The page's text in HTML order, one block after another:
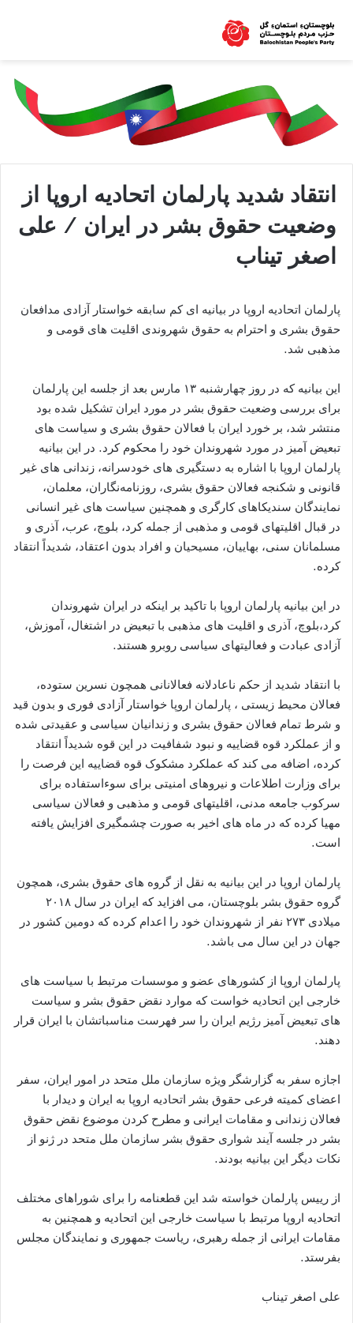
انتقاد شدید پارلمان اتحادیه اروپا از
وضعیت حقوق بشر در ایران / علی
اصغر تیناب
پارلمان اتحادیه اروپا در بیانیه ای کم سابقه خواستار آزادی مدافعان
حقوق بشری و احترام به حقوق شهروندی اقلیت های قومی و
مذهبی شد.
این بیانیه که در روز چهارشنبه ۱۳ مارس بعد از جلسه این پارلمان
برای بررسی وضعیت حقوق بشر در مورد ایران تشکیل شده بود
منتشر شد، بر خورد ایران با فعالان حقوق بشری و سیاست های
تبعیض آمیز در مورد شهروندان خود را محکوم کرد. در این بیانیه
پارلمان اروپا با اشاره به دستگیری های خودسرانه، زندانی های غیر
قانونی و شکنجه فعالان حقوق بشری، روزنامه‌نگاران، معلمان،
نمایندگان سندیکاهای کارگری و همچنین سیاست های غیر انسانی
در قبال اقلیتهای قومی و مذهبی از جمله کرد، بلوچ، عرب، آذری و
مسلمانان سنی، بهاییان، مسیحیان و افراد بدون اعتقاد، شدیداً انتقاد
کرده.
در این بیانیه پارلمان اروپا با تاکید بر اینکه در ایران شهروندان
کرد،بلوچ، آذری و اقلیت های مذهبی با تبعیض در اشتغال، آموزش،
آزادی عبادت و فعالیتهای سیاسی روبرو هستند.
با انتقاد شدید از حکم ناعادلانه فعالانانی همچون نسرین ستوده،
فعالان محیط زیستی ، پارلمان اروپا خواستار آزادی فوری و بدون قید
و شرط تمام فعالان حقوق بشری و زندانیان سیاسی و عقیدتی شده
و از عملکرد قوه قضاییه و نبود شفافیت در این قوه شدیداً انتقاد
کرده، اضافه می کند که عملکرد مشکوک قوه قضاییه این فرصت را
برای وزارت اطلاعات و نیروهای امنیتی برای سوءاستفاده برای
سرکوب جامعه مدنی، اقلیتهای قومی و مذهبی و فعالان سیاسی
مهیا کرده که در ماه های اخیر به صورت چشمگیری افزایش یافته
است.
پارلمان اروپا در این بیانیه به نقل از گروه های حقوق بشری، همچون
گروه حقوق بشر بلوچستان، می افزاید که ایران در سال ۲۰۱۸
میلادی ۲۷۳ نفر از شهروندان خود را اعدام کرده که دومین کشور در
جهان در این سال می باشد.
پارلمان اروپا از کشورهای عضو و موسسات مرتبط با سیاست های
خارجی این اتحادیه خواست که موارد نقض حقوق بشر و سیاست
های تبعیض آمیز رژیم ایران را سر فهرست مناسباتشان با ایران قرار
دهند.
اجازه سفر به گزارشگر ویژه سازمان ملل متحد در امور ایران، سفر
اعضای کمیته فرعی حقوق بشر اتحادیه اروپا به ایران و دیدار با
فعالان زندانی و مقامات ایرانی و مطرح کردن موضوع نقض حقوق
بشر در جلسه آیند شواری حقوق بشر سازمان ملل متحد در ژنو از
نکات دیگر این بیانیه بودند.
از رییس پارلمان خواسته شد این قطعنامه را برای شوراهای مختلف
اتحادیه اروپا مرتبط با سیاست خارجی این اتحادیه و همچنین به
مقامات ایرانی از جمله رهبری، ریاست جمهوری و نمایندگان مجلس
بفرستد.
علی اصغر تیناب